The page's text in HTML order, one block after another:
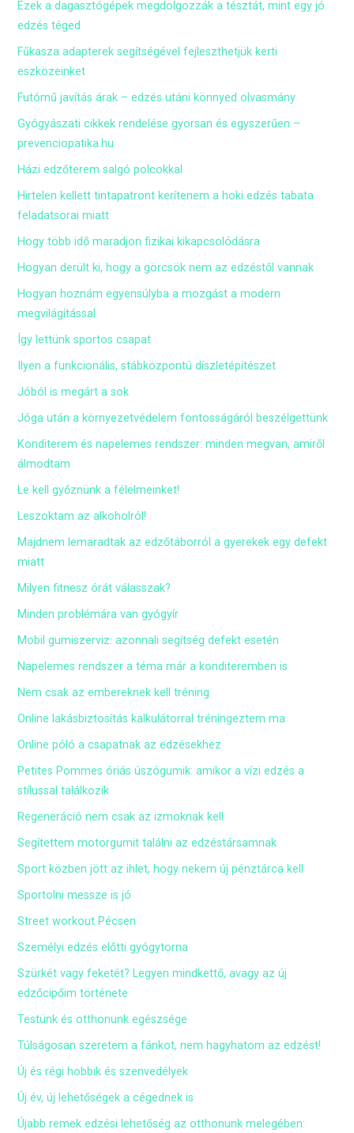
Ezek a dagasztógépek megdolgozzák a tésztát, mint egy jó
edzés téged
Fűkasza adapterek segítségével fejleszthetjük kerti
eszközeinket
Futómű javítás árak – edzés utáni könnyed olvasmány
Gyógyászati cikkek rendelése gyorsan és egyszerűen –
prevenciopatika.hu
Házi edzőterem salgó polcokkal
Hirtelen kellett tintapatront kerítenem a hoki edzés tabata
feladatsorai miatt
Hogy több idő maradjon fizikai kikapcsolódásra
Hogyan derült ki, hogy a görcsök nem az edzéstől vannak
Hogyan hoznám egyensúlyba a mozgást a modern
megvilágítással
Így lettünk sportos csapat
Ilyen a funkcionális, stábközpontú díszletépítészet
Jóból is megárt a sok
Jóga után a környezetvédelem fontosságáról beszélgettünk
Konditerem és napelemes rendszer: minden megvan, amiről
álmodtam
Le kell győznünk a félelmeinket!
Leszoktam az alkoholról!
Majdnem lemaradtak az edzőtáborról a gyerekek egy defekt
miatt
Milyen fitnesz órát válasszak?
Minden problémára van gyógyír
Mobil gumiszerviz: azonnali segítség defekt esetén
Napelemes rendszer a téma már a konditeremben is
Nem csak az embereknek kell tréning
Online lakásbiztosítás kalkulátorral tréningeztem ma
Online póló a csapatnak az edzésekhez
Petites Pommes óriás úszógumik: amikor a vízi edzés a
stílussal találkozik
Regeneráció nem csak az izmoknak kell
Segítettem motorgumit találni az edzéstársamnak
Sport közben jött az ihlet, hogy nekem új pénztárca kell
Sportolni messze is jó
Street workout Pécsen
Személyi edzés előtti gyógytorna
Szürkét vagy feketét? Legyen mindkettő, avagy az új
edzőcipőim története
Testünk és otthonunk egészsége
Túlságosan szeretem a fánkot, nem hagyhatom az edzést!
Új és régi hobbik és szenvedélyek
Új év, új lehetőségek a cégednek is
Újabb remek edzési lehetőség az otthonunk melegében: